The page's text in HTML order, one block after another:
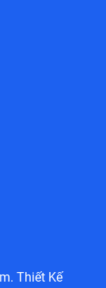
. Thiết Kế